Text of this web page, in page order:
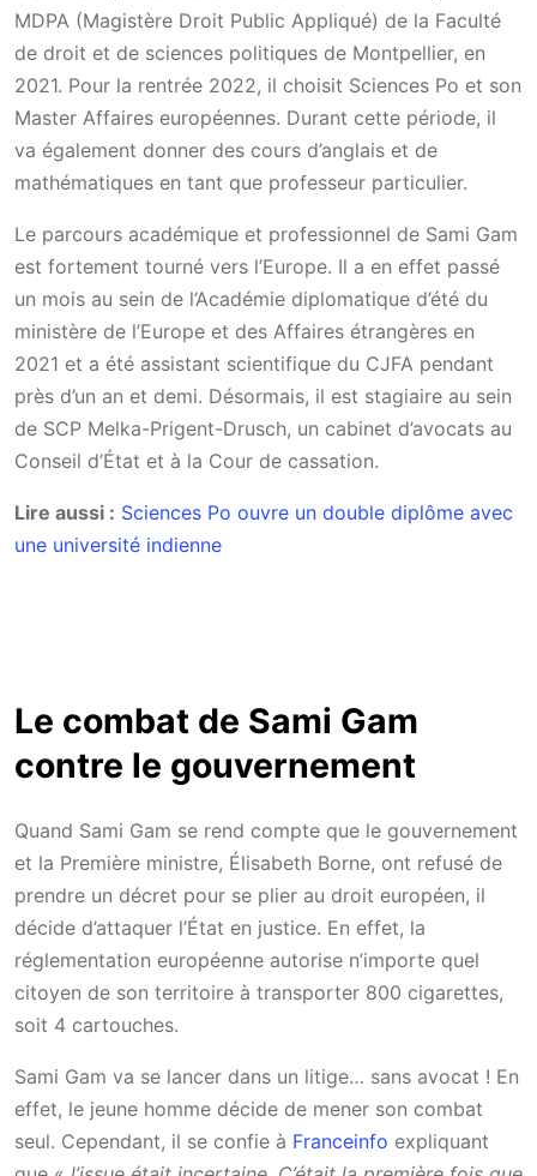
MDPA (Magistère Droit Public Appliqué) de la Faculté
de droit et de sciences politiques de Montpellier, en
2021. Pour la rentrée 2022, il choisit Sciences Po et son
Master Affaires européennes. Durant cette période, il
va également donner des cours d’anglais et de
mathématiques en tant que professeur particulier.
Le parcours académique et professionnel de Sami Gam
est fortement tourné vers l’Europe. Il a en effet passé
un mois au sein de l’Académie diplomatique d’été du
ministère de l’Europe et des Affaires étrangères en
2021 et a été assistant scientifique du CJFA pendant
près d’un an et demi. Désormais, il est stagiaire au sein
de SCP Melka-Prigent-Drusch, un cabinet d’avocats au
Conseil d’État et à la Cour de cassation.
Lire aussi : Sciences Po ouvre un double diplôme avec
une université indienne
Le combat de Sami Gam
contre le gouvernement
Quand Sami Gam se rend compte que le gouvernement
et la Première ministre, Élisabeth Borne, ont refusé de
prendre un décret pour se plier au droit européen, il
décide d’attaquer l’État en justice. En effet, la
réglementation européenne autorise n’importe quel
citoyen de son territoire à transporter 800 cigarettes,
soit 4 cartouches.
Sami Gam va se lancer dans un litige… sans avocat ! En
effet, le jeune homme décide de mener son combat
seul. Cependant, il se confie à Franceinfo expliquant